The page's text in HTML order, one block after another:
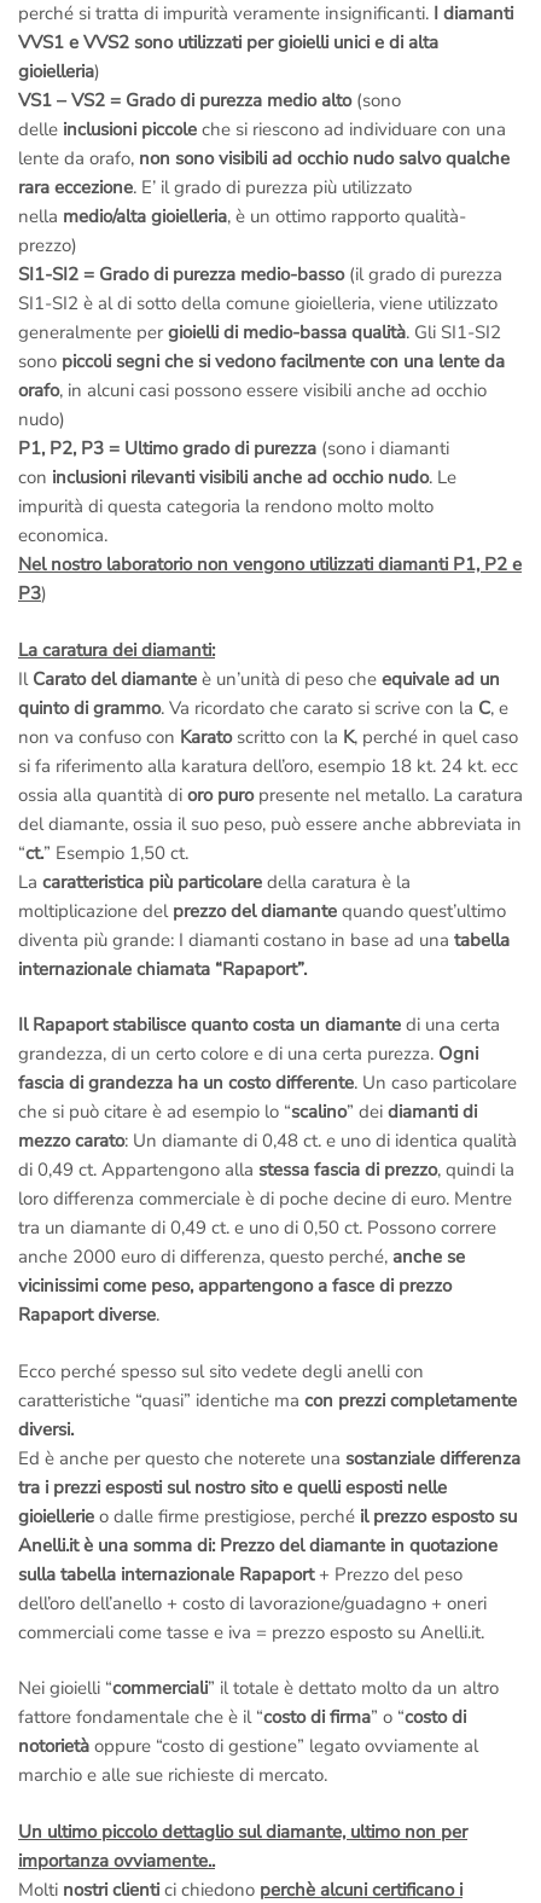
perché si tratta di impurità veramente insignificanti. I diamanti
VVS1 e VVS2 sono utilizzati per gioielli unici e di alta
gioielleria)
VS1 – VS2 = Grado di purezza medio alto(sono
delle inclusioni piccole che si riescono ad individuare con una
lente da orafo, non sono visibili ad occhio nudo salvo qualche
rara eccezione. E’ il grado di purezza più utilizzato
nella medio/alta gioielleria, è un ottimo rapporto qualità-
prezzo)
SI1-SI2 = Grado di purezza medio-basso(il grado di purezza
SI1-SI2 è al di sotto della comune gioielleria, viene utilizzato
generalmente per gioielli di medio-bassa qualità. Gli SI1-SI2
sono piccoli segni che si vedono facilmente con una lente da
orafo, in alcuni casi possono essere visibili anche ad occhio
nudo)
P1, P2, P3 = Ultimo grado di purezza (sono i diamanti
con inclusioni rilevanti visibili anche ad occhio nudo. Le
impurità di questa categoria la rendono molto molto
economica.
Nel nostro laboratorio non vengono utilizzati diamanti P1, P2 e
P3)
La caratura dei diamanti:
Il Carato del diamante è un’unità di peso che equivale ad un
quinto di grammo. Va ricordato che carato si scrive con la C, e
non va confuso con Karatoscritto con la K, perché in quel caso
si fa riferimento alla karatura dell’oro, esempio 18 kt. 24 kt. ecc
ossia alla quantità di oro puro presente nel metallo. La caratura
del diamante, ossia il suo peso, può essere anche abbreviata in
“ct.” Esempio 1,50 ct.
La caratteristica più particolare della caratura è la
moltiplicazione del prezzo del diamante quando quest’ultimo
diventa più grande: I diamanti costano in base ad una tabella
internazionale chiamata “Rapaport”.
Il Rapaport stabilisce quanto costa un diamante di una certa
grandezza, di un certo colore e di una certa purezza. Ogni
fascia di grandezza ha un costo differente. Un caso particolare
che si può citare è ad esempio lo “scalino” dei diamanti di
mezzo carato: Un diamante di 0,48 ct. e uno di identica qualità
di 0,49 ct. Appartengono alla stessa fascia di prezzo, quindi la
loro differenza commerciale è di poche decine di euro. Mentre
tra un diamante di 0,49 ct. e uno di 0,50 ct. Possono correre
anche 2000 euro di differenza, questo perché, anche se
vicinissimi come peso, appartengono a fasce di prezzo
Rapaport diverse.
Ecco perché spesso sul sito vedete degli anelli con
caratteristiche “quasi” identiche ma con prezzi completamente
diversi.
Ed è anche per questo che noterete una sostanziale differenza
tra i prezzi esposti sul nostro sito e quelli esposti nelle
gioiellerie o dalle firme prestigiose, perché il prezzo esposto su
Anelli.it è una somma di: Prezzo del diamante in quotazione
sulla tabella internazionale Rapaport+ Prezzo del peso
dell’oro dell’anello + costo di lavorazione/guadagno + oneri
commerciali come tasse e iva = prezzo esposto su Anelli.it.
Nei gioielli “commerciali” il totale è dettato molto da un altro
fattore fondamentale che è il “costo di firma” o “costo di
notorietà oppure “costo di gestione” legato ovviamente al
marchio e alle sue richieste di mercato.
Un ultimo piccolo dettaglio sul diamante, ultimo non per
importanza ovviamente..
Molti nostri clienti ci chiedono perchè alcuni certificano i